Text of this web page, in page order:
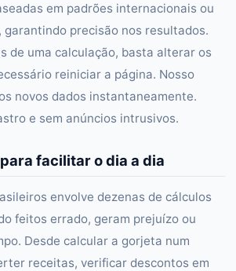
em padrões internacionais ou
precisão nos resultados.
de uma calculação, basta alterar os
reiniciar a página. Nosso
novos dados instantaneamente.
e sem anúncios intrusivos.
facilitar o dia a dia
envolve dezenas de cálculos
feitos errado, geram prejuízo ou
Desde calcular a gorjeta num
receitas, verificar descontos em